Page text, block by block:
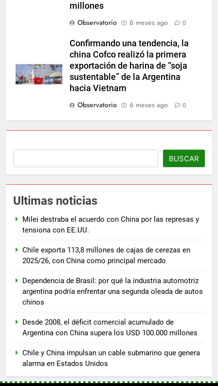
millones
Observatorio
6 meses ago 0
Confirmando una tendencia, la
china Cofco realizó la primera
exportación de harina de “soja
sustentable” de la Argentina
hacia Vietnam
Observatorio
6 meses ago 0
BUSCAR
Ultimas noticias
Milei destraba el acuerdo con China por las represas y
tensiona con EE.UU.
Chile exporta 113,8 millones de cajas de cerezas en
2025/26, con China como principal mercado
Dependencia de Brasil: por qué la industria automotriz
argentina podría enfrentar una segunda oleada de autos
chinos
Desde 2008, el déficit comercial acumulado de
Argentina con China supera los USD 100.000 millones
Chile y China impulsan un cable submarino que genera
alarma en Estados Unidos